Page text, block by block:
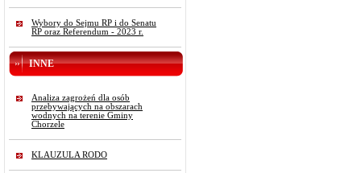
Wybory do Sejmu RP i do Senatu
RP oraz Referendum - 2023 r.
INNE
Analiza zagrożeń dla osób
przebywających na obszarach
wodnych na terenie Gminy
Chorzele
KLAUZULA RODO